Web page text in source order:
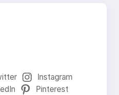
Instagram
Pinterest